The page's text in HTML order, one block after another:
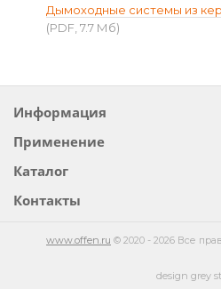
Дымоходные системы из
(PDF, 7.7 Мб)
Информация
Применение
Каталог
Контакты
www.offen.ru © 2020 - 2026 Все
design grey